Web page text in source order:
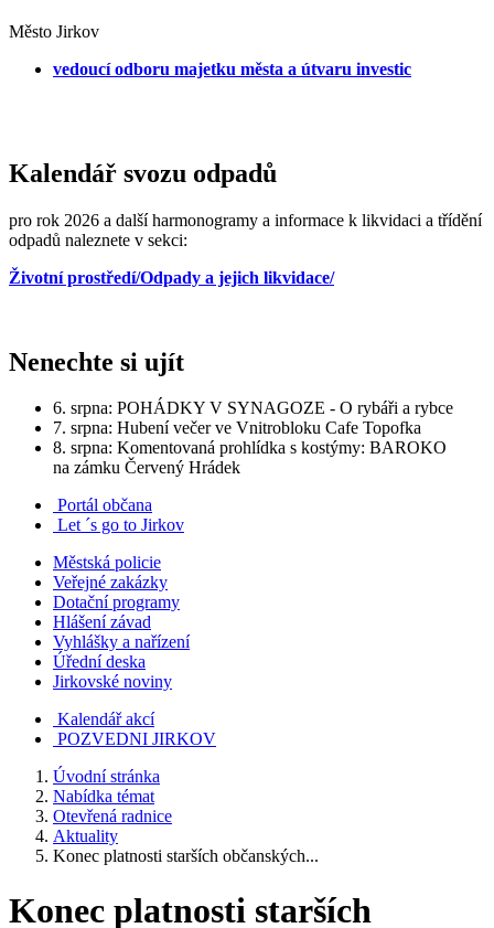
Město Jirkov
vedoucí odboru majetku města a útvaru investic
Kalendář svozu odpadů
pro rok 2026 a další harmonogramy a informace k likvidaci a třídění
odpadů naleznete v sekci:
Životní prostředí/Odpady a jejich likvidace/
Nenechte si ujít
6. srpna: POHÁDKY V SYNAGOZE - O rybáři a rybce
7. srpna: Hubení večer ve Vnitrobloku Cafe Topofka
8. srpna: Komentovaná prohlídka s kostýmy: BAROKO
na zámku Červený Hrádek
Portál občana
Let ´s go to Jirkov
Městská policie
Veřejné zakázky
Dotační programy
Hlášení závad
Vyhlášky a nařízení
Úřední deska
Jirkovské noviny
Kalendář akcí
POZVEDNI JIRKOV
Úvodní stránka
Nabídka témat
Otevřená radnice
Aktuality
Konec platnosti starších občanských...
Konec platnosti starších